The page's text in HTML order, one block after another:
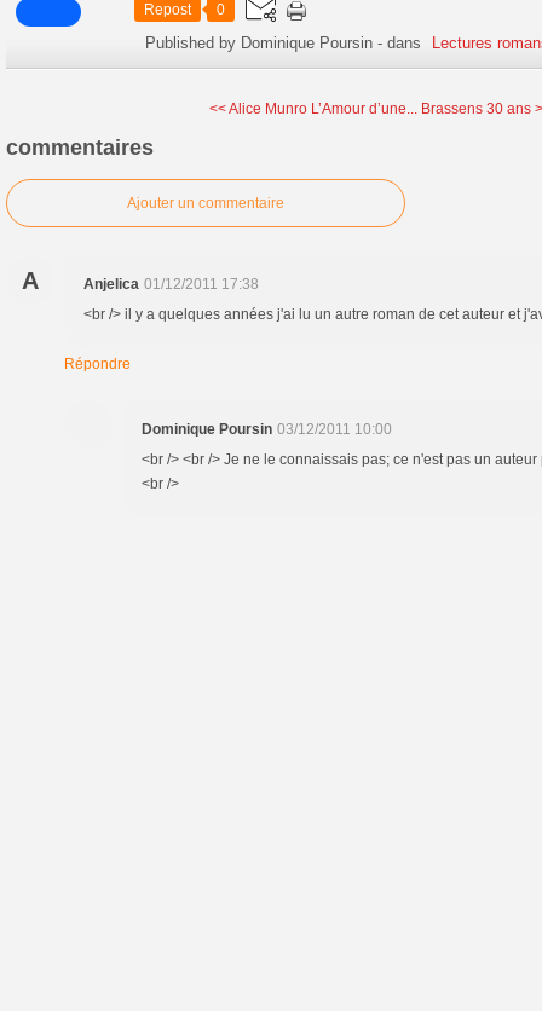
Repost 0
Published by Dominique Poursin -dans Lectures
<< Alice Munro L’Amour d’une... Brassens 30 ans
commentaires
Ajouter un commentaire
A Anjelica 01/12/2011 17:38
<br /> il y a quelques années j'ai lu un autre roman de cet auteur et
Répondre
Dominique Poursin 03/12/2011 10:00
<br /> <br /> Je ne le connaissais pas; ce n'est pas un
<br />